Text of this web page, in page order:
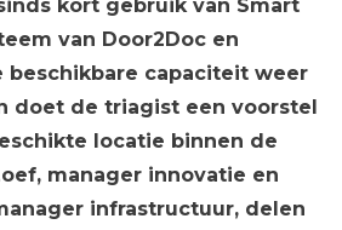
kort gebruik van Smart
van Door2Doc en
beschikbare capaciteit weer
doet de triagist een voorstel
locatie binnen de
manager innovatie en
infrastructuur, delen